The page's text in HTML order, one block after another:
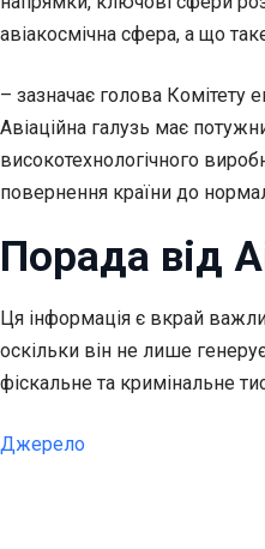
авіакосмічна сфера, а що
– зазначає голова Комітету
Авіаційна галузь має
високотехнологічного
повернення країни до
Порада від
Ця інформація є вкрай
оскільки він не лише
фіскальне та кримінальне
Джерело